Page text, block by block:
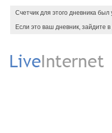
Счетчик для этого дневника
Если это ваш дневник, зайдите в